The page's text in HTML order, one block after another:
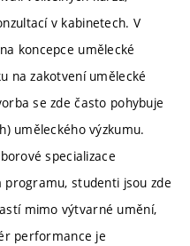
v kabinetech. V
koncepce umělecké
na zakotvení umělecké
se zde často pohybuje
uměleckého výzkumu.
specializace
studenti jsou zde
mimo výtvarné umění,
performance je